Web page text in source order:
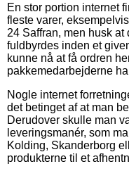
En stor portion internet
fleste varer,
24 Saffran, men husk
fuldbyrdes inden et
kunne nå at få ordren
pakkemedarbejderne
Nogle internet
det betinget af at man
Derudover skulle man
leveringsmanér, som
Kolding, Skanderborg
produkterne til et